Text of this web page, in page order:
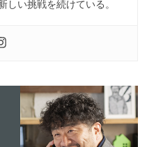
しい挑戦を続けている。